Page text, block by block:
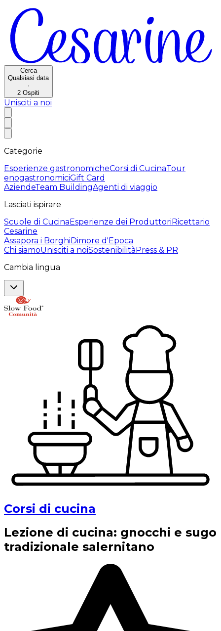
Cerca
Qualsiasi data
·
2 Ospiti
Unisciti a noi
Categorie
Esperienze gastronomicheCorsi di CucinaTour
enogastronomiciGift Card
AziendeTeam BuildingAgenti di viaggio
Lasciati ispirare
Scuole di CucinaEsperienze dei ProduttoriRicettario
Cesarine
Assapora i BorghiDimore d'Epoca
Chi siamoUnisciti a noiSostenibilitàPress & PR
Cambia lingua
Corsi di cucina
Lezione di cucina: gnocchi e sugo
tradizionale salernitano